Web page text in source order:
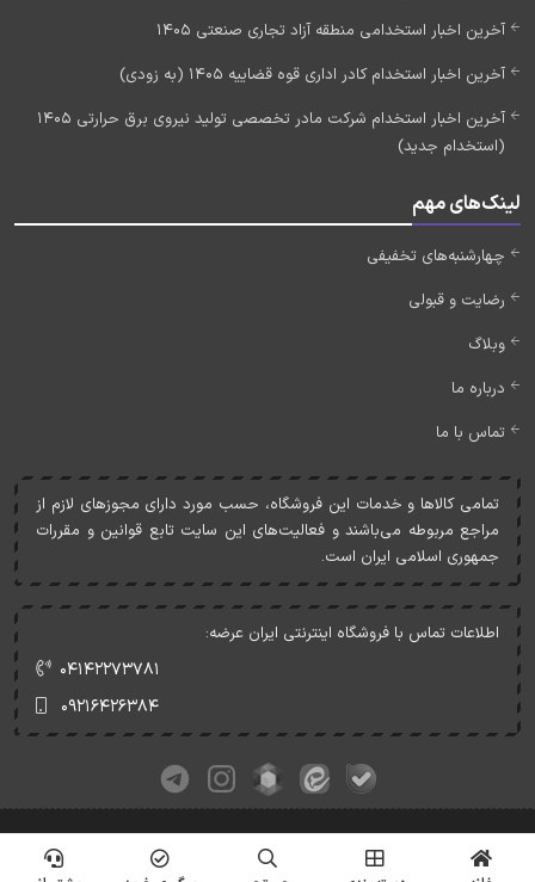
آخرین اخبار استخدامی منطقه آزاد تجاری صنعتی 1405
آخرین اخبار استخدام کادر اداری قوه قضاییه 1405 (به زودی)
آخرین اخبار استخدام شرکت مادر تخصصی تولید نیروی برق حرارتی 1405
(استخدام جدید)
لینک‌های مهم
چهارشنبه‌های تخفیفی
رضایت و قبولی
وبلاگ
درباره ما
تماس با ما
تمامی کالاها و خدمات اين فروشگاه، حسب مورد دارای مجوزهای لازم از
مراجع مربوطه می‌باشند و فعاليت‌های اين سايت تابع قوانين و مقررات
جمهوری اسلامی ايران است.
اطلاعات تماس با فروشگاه اینترنتی ایران عرضه:
۰۴۱۴۲۲۷۳۷۸۱
۰۹۲۱۶۴۲۶۳۸۴